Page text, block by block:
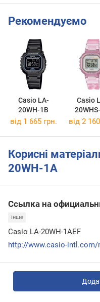
Рекомендуємо
Casio LA-
20WH-1B
Casio
від 1 665 грн. від 2
Корисні
20WH-1A
Ссылка на
інше
Casio LA-20WH-1AEF